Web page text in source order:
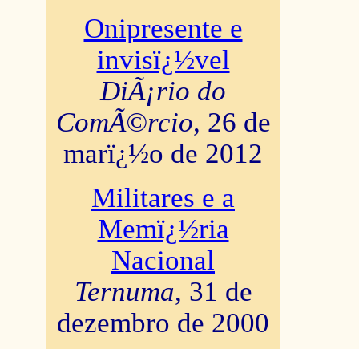
Onipresente e
invisï¿½vel
DiÃ¡rio do
ComÃ©rcio, 26 de
marï¿½o de 2012
Militares e a
Memï¿½ria
Nacional
Ternuma, 31 de
dezembro de 2000